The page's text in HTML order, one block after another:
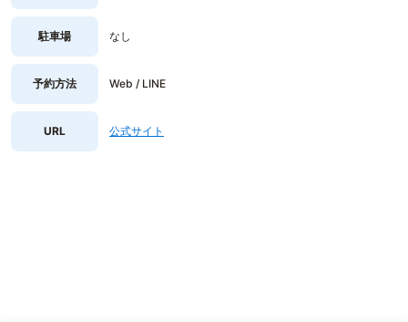
駐車場 なし
予約方法 Web / LINE
URL 公式サイト